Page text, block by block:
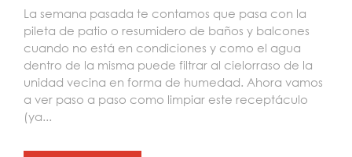
La semana pasada te contamos que pasa con la
pileta de patio o resumidero de baños y balcones
cuando no está en condiciones y como el agua
dentro de la misma puede filtrar al cielorraso de la
unidad vecina en forma de humedad. Ahora vamos
a ver paso a paso como limpiar este receptáculo
(ya...